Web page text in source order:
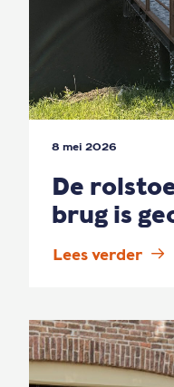
8 mei 2026
De
brug is
Lees verder